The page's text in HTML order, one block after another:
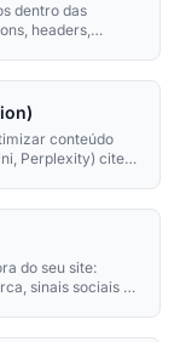
dentro das
headers,
conteúdo
Perplexity) citem
do seu site:
sinais sociais e